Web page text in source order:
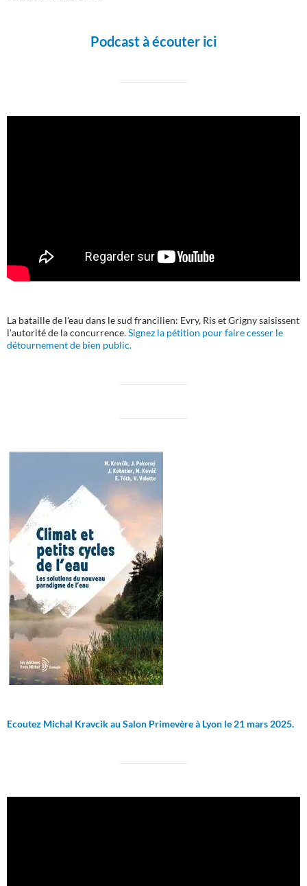
Podcast à écouter ici
La bataille de l'eau dans le sud francilien: Evry, Ris et Grigny saisissent
l'autorité de la concurrence.Signez la pétition pour faire cesser le
détournement de bien public.
Ecoutez Michal Kravcik au Salon Primevère à Lyon le 21 mars 2025.